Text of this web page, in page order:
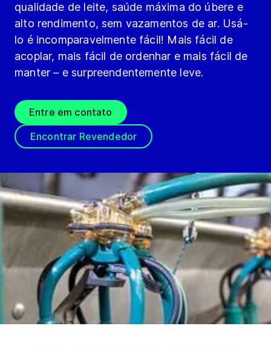
qualidade de leite, saúde máxima do úbere e
alto rendimento, sem vazamentos de ar. Usá-
lo é incomparavelmente fácil! Mais fácil de
acoplar, mais fácil de ordenhar e mais fácil de
manter – e surpreendentemente leve.​
Entre em contato
Encontrar Revendedor